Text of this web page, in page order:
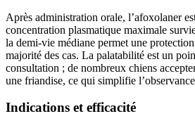
Après administration orale, l’afoxolaner
concentration plasmatique maximale
la demi-vie médiane permet une
majorité des cas. La palatabilité est un
consultation ; de nombreux chiens
une friandise, ce qui simplifie
Indications et efficacité